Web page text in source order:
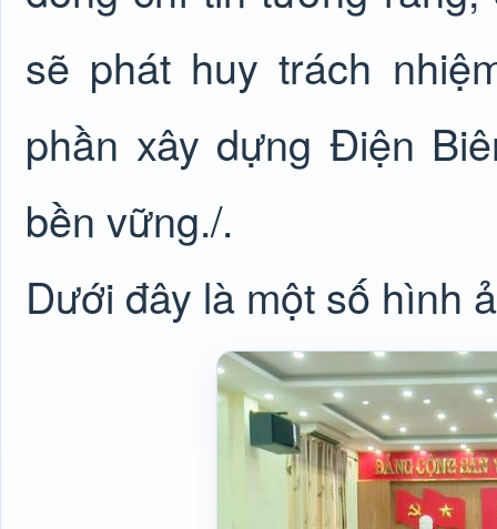
sẽ phát huy trách
phần xây dựng Điện
bền vững./.
Dưới đây là một số hình